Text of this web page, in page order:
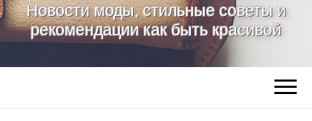
Новости моды, стильные советы и
рекомендации как быть красивой